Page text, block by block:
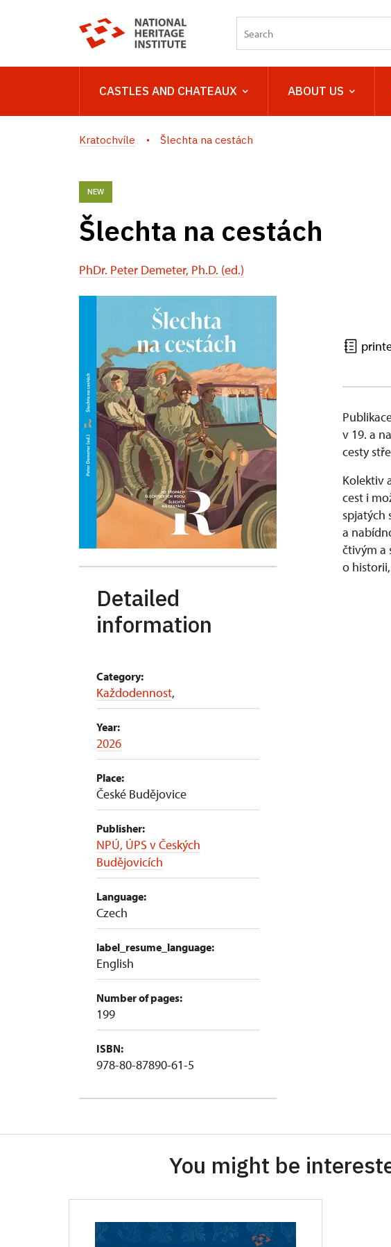
CASTLES AND CHATEAUX ABOUT US
Kratochvíle Šlechta na cestách
NEW
Šlechta na cestách
PhDr. Peter Demeter, Ph.D. (ed.)
Detailed
information
Category:
Každodennost,
Year:
2026
Place:
České Budějovice
Publisher:
NPÚ, ÚPS v Českých
Budějovicích
Language:
Czech
label_resume_language:
English
Number of pages:
199
ISBN:
978-80-87890-61-5
v 19. a
cesty
Kolektiv
cest i
spjatých
a
čtivým a
o
You might be